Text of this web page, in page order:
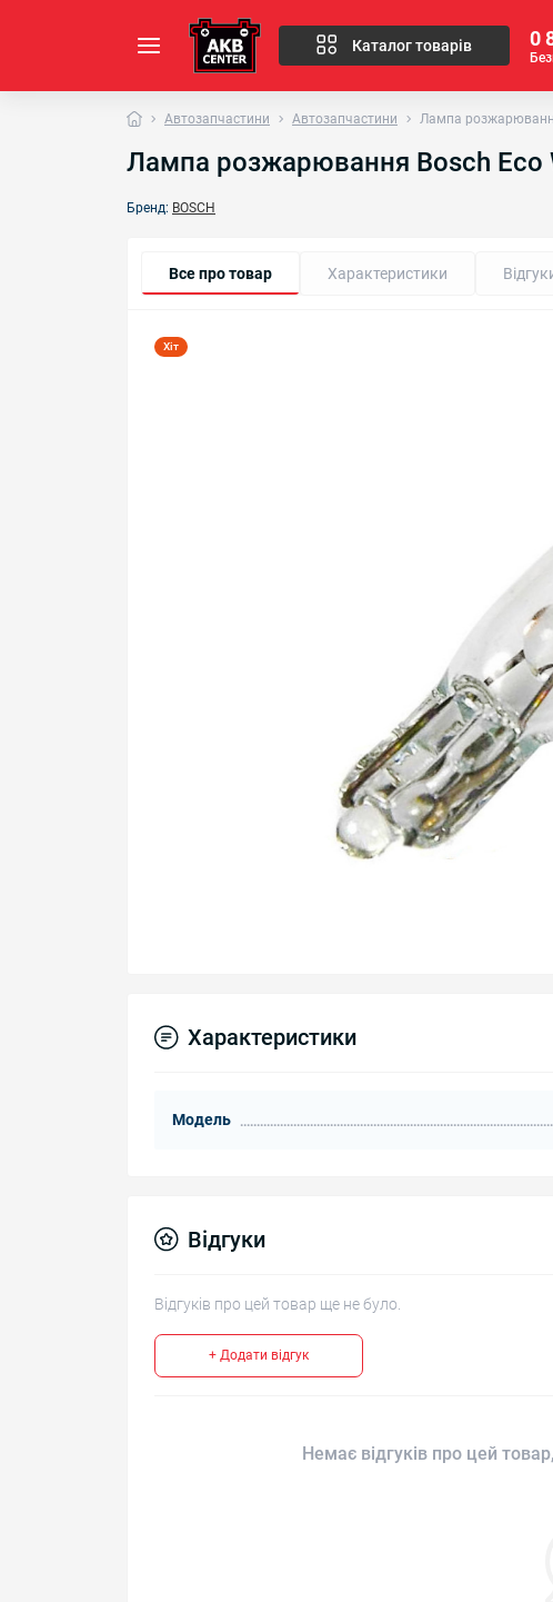
Каталог товарів 0
Автозапчастини Автозапчастини Лампа
Лампа розжарювання Bosch Eco
Бренд: BOSCH
Все про товар Характеристики
Хіт
Характеристики
Модель
Відгуки
Відгуків про цей товар ще не було.
+ Додати відгук
Немає відгуків про цей